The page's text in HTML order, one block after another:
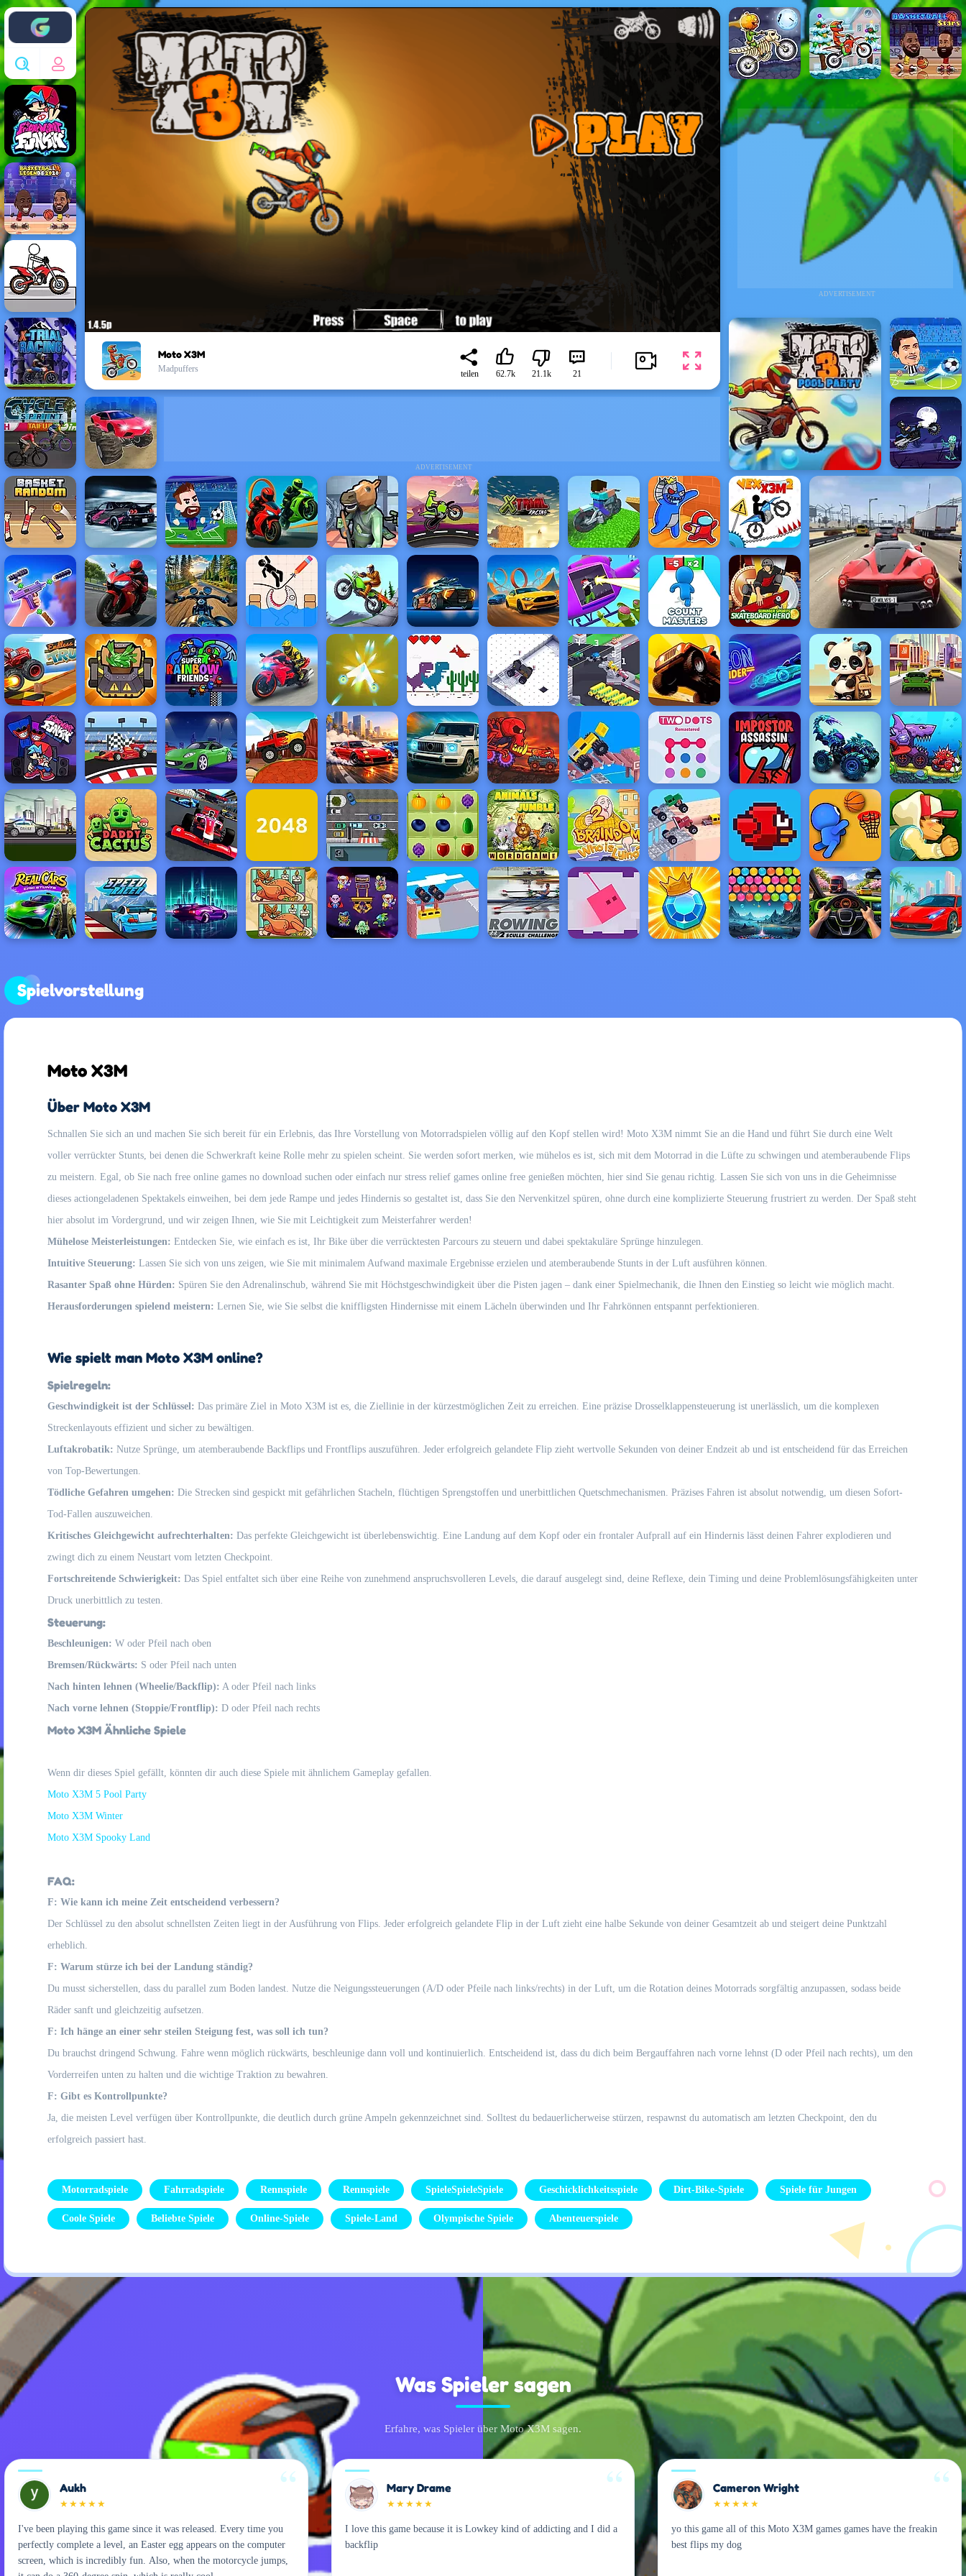
Enjoy4fun
ADVERTISEMENT
ADVERTISEMENT
Moto X3M
Madpuffers
teilen 62.7k 21.1k 21
Spielvorstellung
Moto X3M
Über Moto X3M
Schnallen Sie sich an und machen Sie sich bereit für ein Erlebnis, das Ihre Vorstellung von Motorradspielen völlig auf den Kopf stellen wird! Moto X3M nimmt Sie an die Hand und führt Sie durch eine Welt
voller verrückter Stunts, bei denen die Schwerkraft keine Rolle mehr zu spielen scheint. Sie werden sofort merken, wie mühelos es ist, sich mit dem Motorrad in die Lüfte zu schwingen und atemberaubende Flips
zu meistern. Egal, ob Sie nach free online games no download suchen oder einfach nur stress relief games online free genießen möchten, hier sind Sie genau richtig. Lassen Sie sich von uns in die Geheimnisse
dieses actiongeladenen Spektakels einweihen, bei dem jede Rampe und jedes Hindernis so gestaltet ist, dass Sie den Nervenkitzel spüren, ohne durch eine komplizierte Steuerung frustriert zu werden. Der Spaß steht
hier absolut im Vordergrund, und wir zeigen Ihnen, wie Sie mit Leichtigkeit zum Meisterfahrer werden!
Mühelose Meisterleistungen: Entdecken Sie, wie einfach es ist, Ihr Bike über die verrücktesten Parcours zu steuern und dabei spektakuläre Sprünge hinzulegen.
Intuitive Steuerung: Lassen Sie sich von uns zeigen, wie Sie mit minimalem Aufwand maximale Ergebnisse erzielen und atemberaubende Stunts in der Luft ausführen können.
Rasanter Spaß ohne Hürden: Spüren Sie den Adrenalinschub, während Sie mit Höchstgeschwindigkeit über die Pisten jagen – dank einer Spielmechanik, die Ihnen den Einstieg so leicht wie möglich macht.
Herausforderungen spielend meistern: Lernen Sie, wie Sie selbst die kniffligsten Hindernisse mit einem Lächeln überwinden und Ihr Fahrkönnen entspannt perfektionieren.
Wie spielt man Moto X3M online?
Spielregeln:
Geschwindigkeit ist der Schlüssel: Das primäre Ziel in Moto X3M ist es, die Ziellinie in der kürzestmöglichen Zeit zu erreichen. Eine präzise Drosselklappensteuerung ist unerlässlich, um die komplexen
Streckenlayouts effizient und sicher zu bewältigen.
Luftakrobatik: Nutze Sprünge, um atemberaubende Backflips und Frontflips auszuführen. Jeder erfolgreich gelandete Flip zieht wertvolle Sekunden von deiner Endzeit ab und ist entscheidend für das Erreichen
von Top-Bewertungen.
Tödliche Gefahren umgehen: Die Strecken sind gespickt mit gefährlichen Stacheln, flüchtigen Sprengstoffen und unerbittlichen Quetschmechanismen. Präzises Fahren ist absolut notwendig, um diesen Sofort-
Tod-Fallen auszuweichen.
Kritisches Gleichgewicht aufrechterhalten: Das perfekte Gleichgewicht ist überlebenswichtig. Eine Landung auf dem Kopf oder ein frontaler Aufprall auf ein Hindernis lässt deinen Fahrer explodieren und
zwingt dich zu einem Neustart vom letzten Checkpoint.
Fortschreitende Schwierigkeit: Das Spiel entfaltet sich über eine Reihe von zunehmend anspruchsvolleren Levels, die darauf ausgelegt sind, deine Reflexe, dein Timing und deine Problemlösungsfähigkeiten unter
Druck unerbittlich zu testen.
Steuerung:
Beschleunigen: W oder Pfeil nach oben
Bremsen/Rückwärts: S oder Pfeil nach unten
Nach hinten lehnen (Wheelie/Backflip): A oder Pfeil nach links
Nach vorne lehnen (Stoppie/Frontflip): D oder Pfeil nach rechts
Moto X3M Ähnliche Spiele
Wenn dir dieses Spiel gefällt, könnten dir auch diese Spiele mit ähnlichem Gameplay gefallen.
Moto X3M 5 Pool Party
Moto X3M Winter
Moto X3M Spooky Land
FAQ:
F: Wie kann ich meine Zeit entscheidend verbessern?
Der Schlüssel zu den absolut schnellsten Zeiten liegt in der Ausführung von Flips. Jeder erfolgreich gelandete Flip in der Luft zieht eine halbe Sekunde von deiner Gesamtzeit ab und steigert deine Punktzahl
erheblich.
F: Warum stürze ich bei der Landung ständig?
Du musst sicherstellen, dass du parallel zum Boden landest. Nutze die Neigungssteuerungen (A/D oder Pfeile nach links/rechts) in der Luft, um die Rotation deines Motorrads sorgfältig anzupassen, sodass beide
Räder sanft und gleichzeitig aufsetzen.
F: Ich hänge an einer sehr steilen Steigung fest, was soll ich tun?
Du brauchst dringend Schwung. Fahre wenn möglich rückwärts, beschleunige dann voll und kontinuierlich. Entscheidend ist, dass du dich beim Bergauffahren nach vorne lehnst (D oder Pfeil nach rechts), um den
Vorderreifen unten zu halten und die wichtige Traktion zu bewahren.
F: Gibt es Kontrollpunkte?
Ja, die meisten Level verfügen über Kontrollpunkte, die deutlich durch grüne Ampeln gekennzeichnet sind. Solltest du bedauerlicherweise stürzen, respawnst du automatisch am letzten Checkpoint, den du
erfolgreich passiert hast.
Motorradspiele Fahrradspiele Rennspiele Rennspiele SpieleSpieleSpiele Geschicklichkeitsspiele Dirt-Bike-Spiele Spiele für Jungen
Coole Spiele Beliebte Spiele Online-Spiele Spiele-Land Olympische Spiele Abenteuerspiele
Was Spieler sagen
Erfahre, was Spieler über Moto X3M sagen.
Aukh
★ ★ ★ ★ ★
I've been playing this game since it was released. Every time you
perfectly complete a level, an Easter egg appears on the computer
screen, which is incredibly fun. Also, when the motorcycle jumps,
Mary Drame
★ ★ ★ ★ ★
I love this game because it is Lowkey kind of addicting and I did a
backflip
Cameron Wright
★ ★ ★ ★ ★
yo this game all of this Moto X3M games games have the freakin
best flips my dog